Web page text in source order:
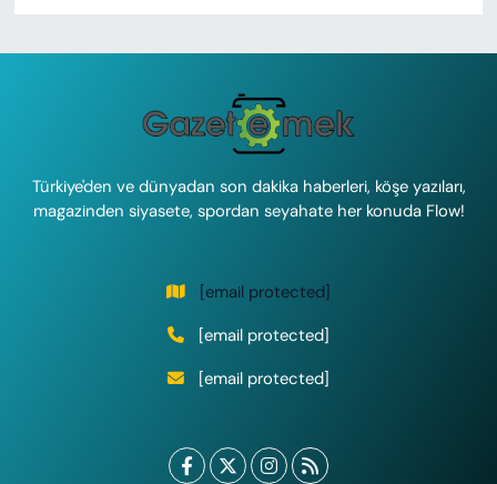
Türkiye'den ve dünyadan son dakika haberleri, köşe yazıları,
magazinden siyasete, spordan seyahate her konuda Flow!
[email protected]
[email protected]
[email protected]